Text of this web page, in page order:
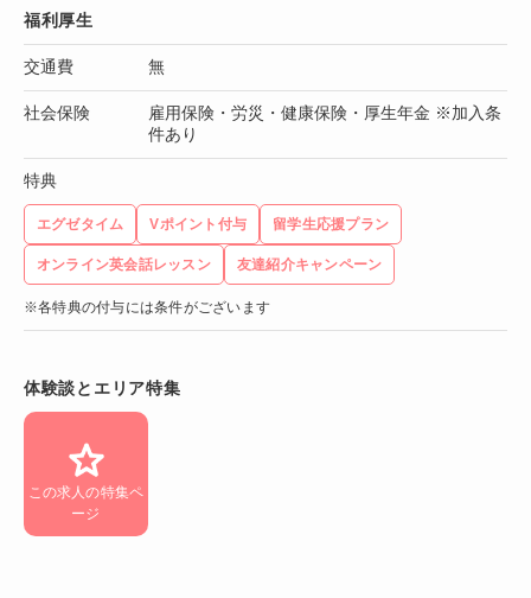
福利厚生
交通費 無
社会保険
雇用保険・労災・健康保険・厚生年金 ※加入条
件あり
特典
エグゼタイム Vポイント付与 留学生応援プラン
オンライン英会話レッスン 友達紹介キャンペーン
※各特典の付与には条件がございます
体験談とエリア特集
この求人の特集ペ
ージ